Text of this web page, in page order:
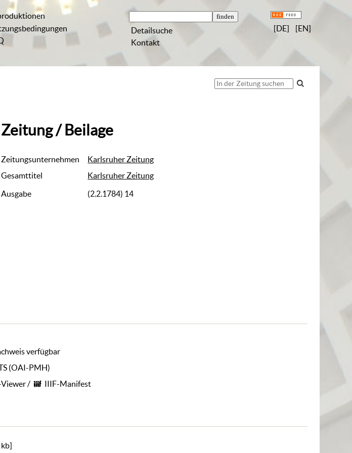
Detailsuche
Kontakt
[DE] [EN]
Zeitung / Beilage
Zeitungsunternehmen
Karlsruher Zeitung
Gesamttitel
Karlsruher Zeitung
Ausgabe
(2.2.1784) 14
verfügbar
(OAI-PMH)
Viewer/ IIIF-Manifest
kb]